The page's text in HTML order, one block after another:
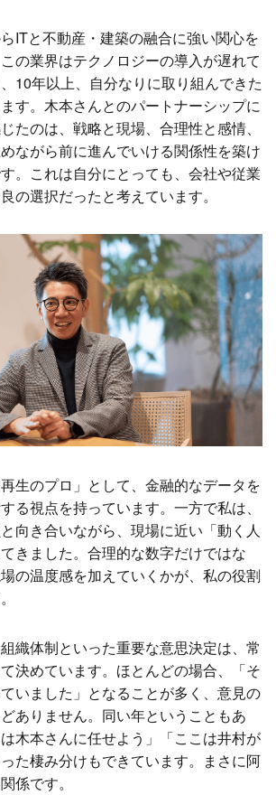
ITと不動産・建築の融合に強い関心を
の業界はテクノロジーの導入が遅れて
10年以上、自分なりに取り組んできた
す。木本さんとのパートナーシップに
たのは、戦略と現場、合理性と感情、
ながら前に進んでいける関係性を築け
。これは自分にとっても、会社や従業
の選択だったと考えています。
生のプロ」として、金融的なデータを
る視点を持っています。一方で私は、
向き合いながら、現場に近い「動く人
きました。合理的な数字だけではな
の温度感を加えていくかが、私の役割
織体制といった重要な意思決定は、常
決めています。ほとんどの場合、「そ
いました」となることが多く、意見の
ありません。同い年ということもあ
木本さんに任せよう」「ここは井村が
た棲み分けもできています。まさに阿
係です。